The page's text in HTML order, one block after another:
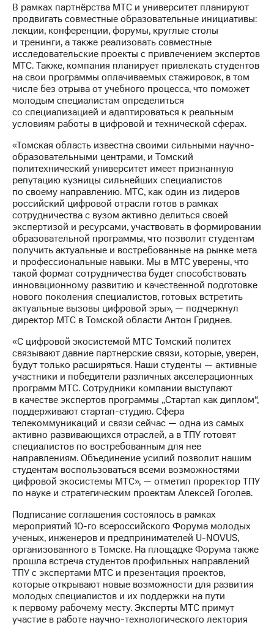
Новости
в
регионе
и акционерам
Корпоративное
управление
Корпоративный
секретарь
Раскрытие
информации
Информация
акционерам
Документы
ПАО
"МТС"
Собрания
акционеров
Личный
кабинет
акционера
Акционерный
капитал
Контроль
и
аудит
Рынок
акций
Описание
Программа
приобретения
Порядок
выкупа
акций
Дивиденды
Рынок
облигаций
Описание
Еврооблигации-2023
Уведомление
о
погашении
именных
облигаций
Другое
Регистратор
Реквизиты
Контакты
В рамках партнёрства МТС и университет планируют
продвигать совместные образовательные инициативы:
лекции, конференции, форумы, круглые столы
и тренинги, а также реализовать совместные
исследовательские проекты с привлечением экспертов
МТС. Также, компания планирует привлекать студентов
на свои программы оплачиваемых стажировок, в том
числе без отрыва от учебного процесса, что поможет
молодым специалистам определиться
со специализацией и адаптироваться к реальным
условиям работы в цифровой и технической сферах.
«Томская область известна своими сильными научно-
образовательными центрами, и Томский
политехнический университет имеет признанную
репутацию кузницы сильнейших специалистов
по своему направлению. МТС, как один из лидеров
российский цифровой отрасли готов в рамках
сотрудничества с вузом активно делиться своей
экспертизой и ресурсами, участвовать в формировании
образовательной программы, что позволит студентам
получить актуальные и востребованные на рынке мета
и профессиональные навыки. Мы в МТС уверены, что
такой формат сотрудничества будет способствовать
инновационному развитию и качественной подготовке
нового поколения специалистов, готовых встретить
актуальные вызовы цифровой эры», — подчеркнул
директор МТС в Томской области Антон Гриднев.
«С цифровой экосистемой МТС Томский политех
связывают давние партнерские связи, которые, уверен,
будут только расширяться. Наши студенты — активные
участники и победители различных акселерационных
программ МТС. Сотрудники компании выступают
в качестве экспертов программы „Стартап как диплом“,
поддерживают стартап-студию. Сфера
телекоммуникаций и связи сейчас — одна из самых
активно развивающихся отраслей, а в ТПУ готовят
специалистов по востребованным для нее
направлениям. Объединение усилий позволит нашим
студентам воспользоваться всеми возможностями
цифровой экосистемы МТС», — отметил проректор ТПУ
по науке и стратегическим проектам Алексей Гоголев.
Подписание соглашения состоялось в рамках
мероприятий 10-го всероссийского Форума молодых
ученых, инженеров и предпринимателей U-NOVUS,
организованного в Томске. На площадке Форума также
прошла встреча студентов профильных направлений
ТПУ с экспертами МТС и презентация проектов,
которые открывают новые возможности для развития
молодых специалистов и их поддержки на пути
к первому рабочему месту. Эксперты МТС примут
участие в работе научно-технологического лектория